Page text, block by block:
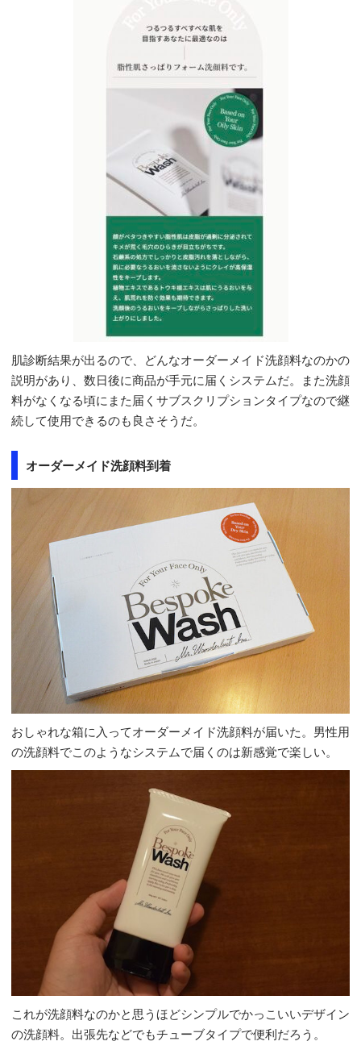
肌診断結果が出るので、どんなオーダーメイド洗顔料なのかの
説明があり、数日後に商品が手元に届くシステムだ。また洗顔
料がなくなる頃にまた届くサブスクリプションタイプなので継
続して使用できるのも良さそうだ。
オーダーメイド洗顔料到着
おしゃれな箱に入ってオーダーメイド洗顔料が届いた。男性用
の洗顔料でこのようなシステムで届くのは新感覚で楽しい。
これが洗顔料なのかと思うほどシンプルでかっこいいデザイン
の洗顔料。出張先などでもチューブタイプで便利だろう。